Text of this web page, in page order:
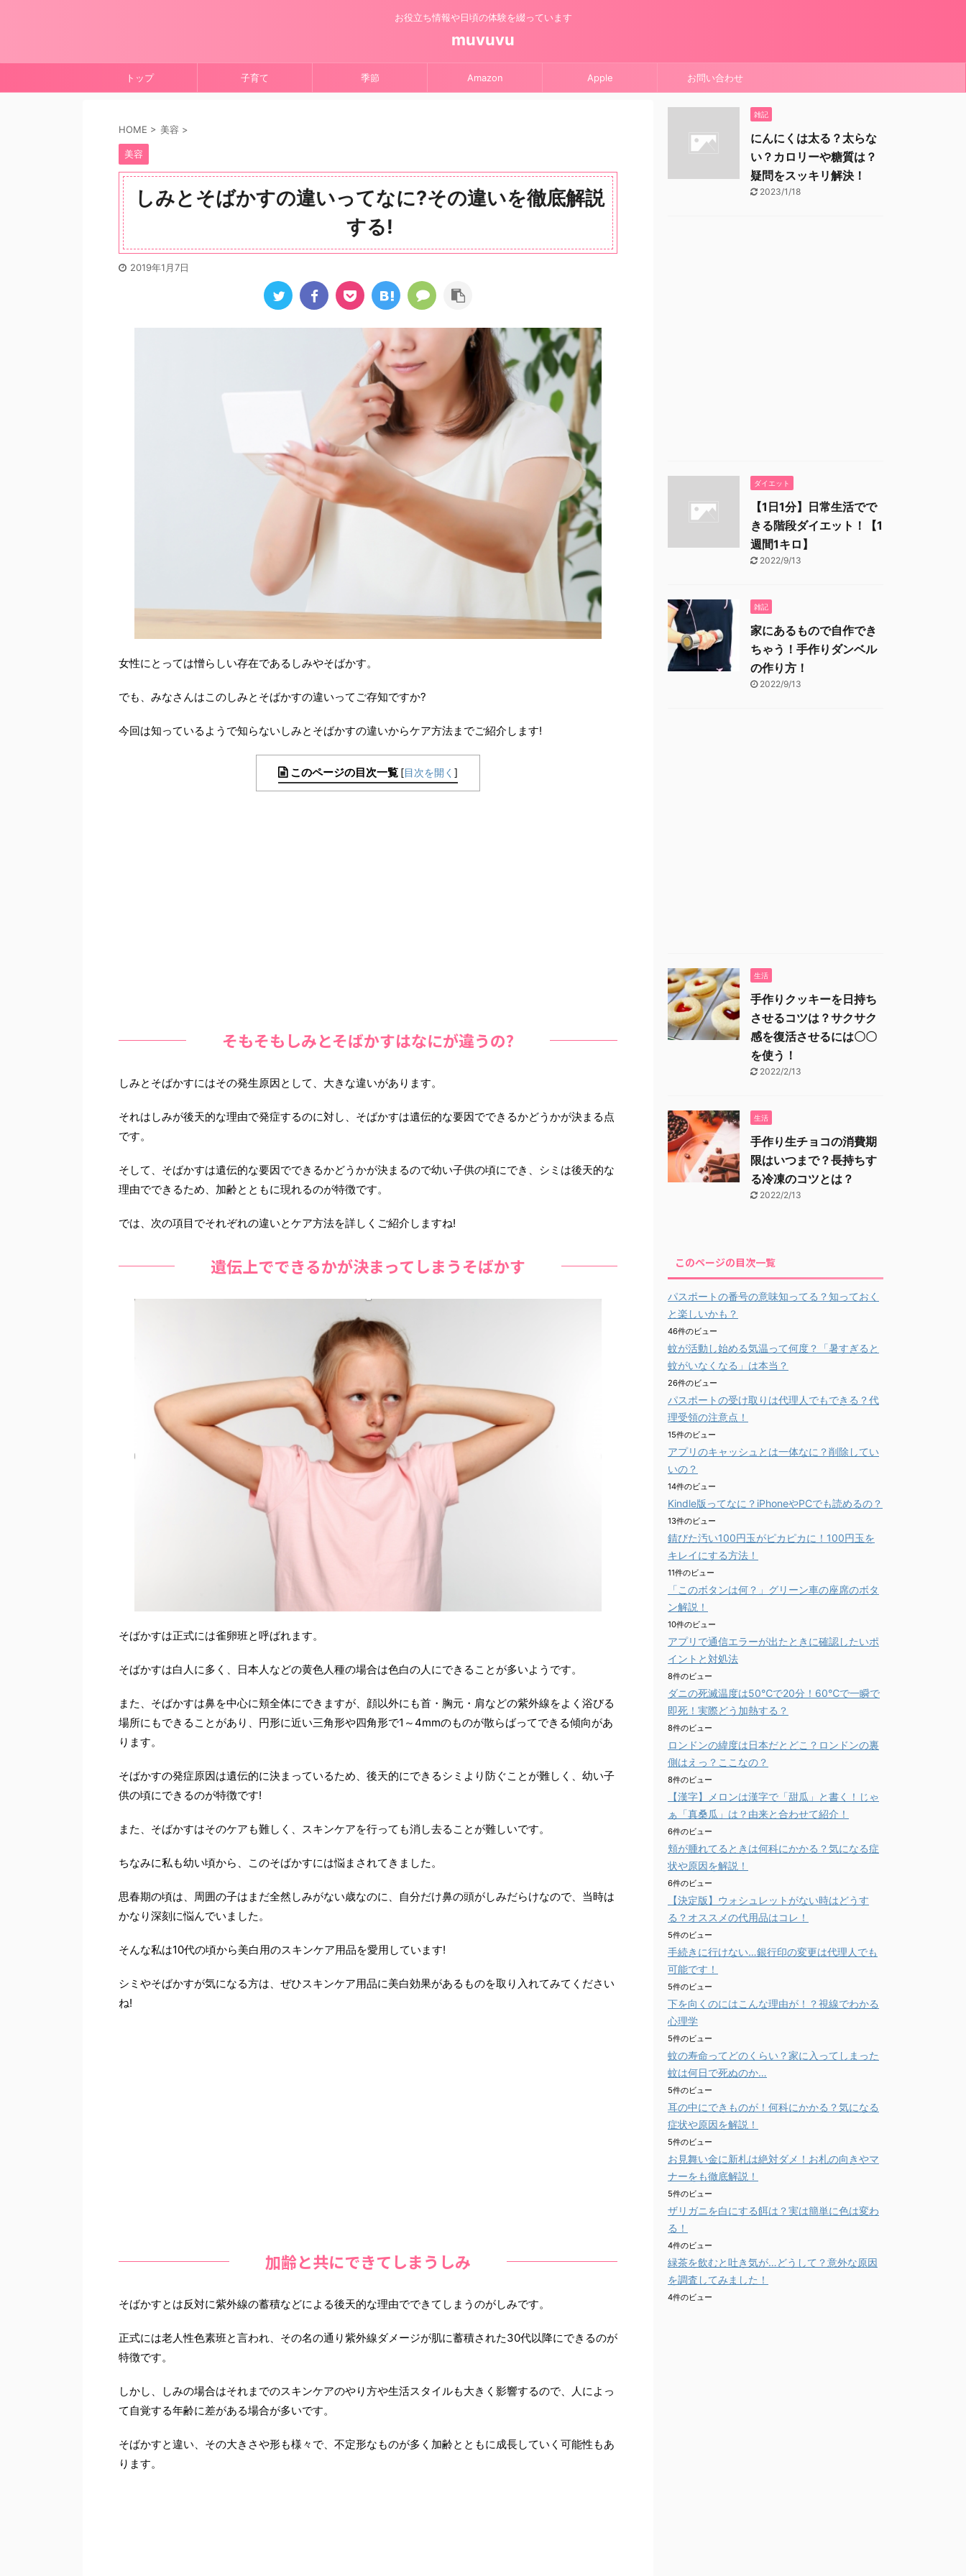
お役立ち情報や日頃の体験を綴っています
muvuvu
トップ 子育て 季節 Amazon Apple お問い合わせ
HOME > 美容 >
美容
しみとそばかすの違いってなに?その違いを徹底解説
する!
2019年1月7日
女性にとっては憎らしい存在であるしみやそばかす。
でも、みなさんはこのしみとそばかすの違いってご存知ですか?
今回は知っているようで知らないしみとそばかすの違いからケア方法までご紹介します!
このページの目次一覧 [目次を開く ]
そもそもしみとそばかすはなにが違うの?
しみとそばかすにはその発生原因として、大きな違いがあります。
それはしみが後天的な理由で発症するのに対し、そばかすは遺伝的な要因でできるかどうかが決まる点
です。
そして、そばかすは遺伝的な要因でできるかどうかが決まるので幼い子供の頃にでき、シミは後天的な
理由でできるため、加齢とともに現れるのが特徴です。
では、次の項目でそれぞれの違いとケア方法を詳しくご紹介しますね!
遺伝上でできるかが決まってしまうそばかす
そばかすは正式には雀卵班と呼ばれます。
そばかすは白人に多く、日本人などの黄色人種の場合は色白の人にできることが多いようです。
また、そばかすは鼻を中心に頬全体にできますが、顔以外にも首・胸元・肩などの紫外線をよく浴びる
場所にもできることがあり、円形に近い三角形や四角形で1～4mmのものが散らばってできる傾向があ
ります。
そばかすの発症原因は遺伝的に決まっているため、後天的にできるシミより防ぐことが難しく、幼い子
供の頃にできるのが特徴です!
また、そばかすはそのケアも難しく、スキンケアを行っても消し去ることが難しいです。
ちなみに私も幼い頃から、このそばかすには悩まされてきました。
思春期の頃は、周囲の子はまだ全然しみがない歳なのに、自分だけ鼻の頭がしみだらけなので、当時は
かなり深刻に悩んでいました。
そんな私は10代の頃から美白用のスキンケア用品を愛用しています!
シミやそばかすが気になる方は、ぜひスキンケア用品に美白効果があるものを取り入れてみてください
ね!
加齢と共にできてしまうしみ
そばかすとは反対に紫外線の蓄積などによる後天的な理由でできてしまうのがしみです。
正式には老人性色素班と言われ、その名の通り紫外線ダメージが肌に蓄積された30代以降にできるのが
特徴です。
しかし、しみの場合はそれまでのスキンケアのやり方や生活スタイルも大きく影響するので、人によっ
て自覚する年齢に差がある場合が多いです。
そばかすと違い、その大きさや形も様々で、不定形なものが多く加齢とともに成長していく可能性もあ
ります。
雑記
にんにくは太る？太らな
い？カロリーや糖質は？
疑問をスッキリ解決！
2023/1/18
ダイエット
【1日1分】日常生活でで
きる階段ダイエット！【1
週間1キロ】
2022/9/13
雑記
家にあるもので自作でき
ちゃう！手作りダンベル
の作り方！
2022/9/13
生活
手作りクッキーを日持ち
させるコツは？サクサク
感を復活させるには〇〇
を使う！
2022/2/13
生活
手作り生チョコの消費期
限はいつまで？長持ちす
る冷凍のコツとは？
2022/2/13
このページの目次一覧
パスポートの番号の意味知ってる？知っておく
と楽しいかも？
46件のビュー
蚊が活動し始める気温って何度？「暑すぎると
蚊がいなくなる」は本当？
26件のビュー
パスポートの受け取りは代理人でもできる？代
理受領の注意点！
15件のビュー
アプリのキャッシュとは一体なに？削除してい
いの？
14件のビュー
Kindle版ってなに？iPhoneやPCでも読めるの？
13件のビュー
錆びた汚い100円玉がピカピカに！100円玉を
キレイにする方法！
11件のビュー
「このボタンは何？」グリーン車の座席のボタ
ン解説！
10件のビュー
アプリで通信エラーが出たときに確認したいポ
イントと対処法
8件のビュー
ダニの死滅温度は50℃で20分！60℃で一瞬で
即死！実際どう加熱する？
8件のビュー
ロンドンの緯度は日本だとどこ？ロンドンの裏
側はえっ？ここなの？
8件のビュー
【漢字】メロンは漢字で「甜瓜」と書く！じゃ
ぁ「真桑瓜」は？由来と合わせて紹介！
6件のビュー
頬が腫れてるときは何科にかかる？気になる症
状や原因を解説！
6件のビュー
【決定版】ウォシュレットがない時はどうす
る？オススメの代用品はコレ！
5件のビュー
手続きに行けない…銀行印の変更は代理人でも
可能です！
5件のビュー
下を向くのにはこんな理由が！？視線でわかる
心理学
5件のビュー
蚊の寿命ってどのくらい？家に入ってしまった
蚊は何日で死ぬのか…
5件のビュー
耳の中にできものが！何科にかかる？気になる
症状や原因を解説！
5件のビュー
お見舞い金に新札は絶対ダメ！お札の向きやマ
ナーをも徹底解説！
5件のビュー
ザリガニを白にする餌は？実は簡単に色は変わ
る！
4件のビュー
緑茶を飲むと吐き気が…どうして？意外な原因
を調査してみました！
4件のビュー